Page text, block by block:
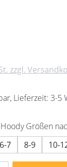
zzgl.
Lieferzeit: 3-5
Größen
6-7 8-9 10-